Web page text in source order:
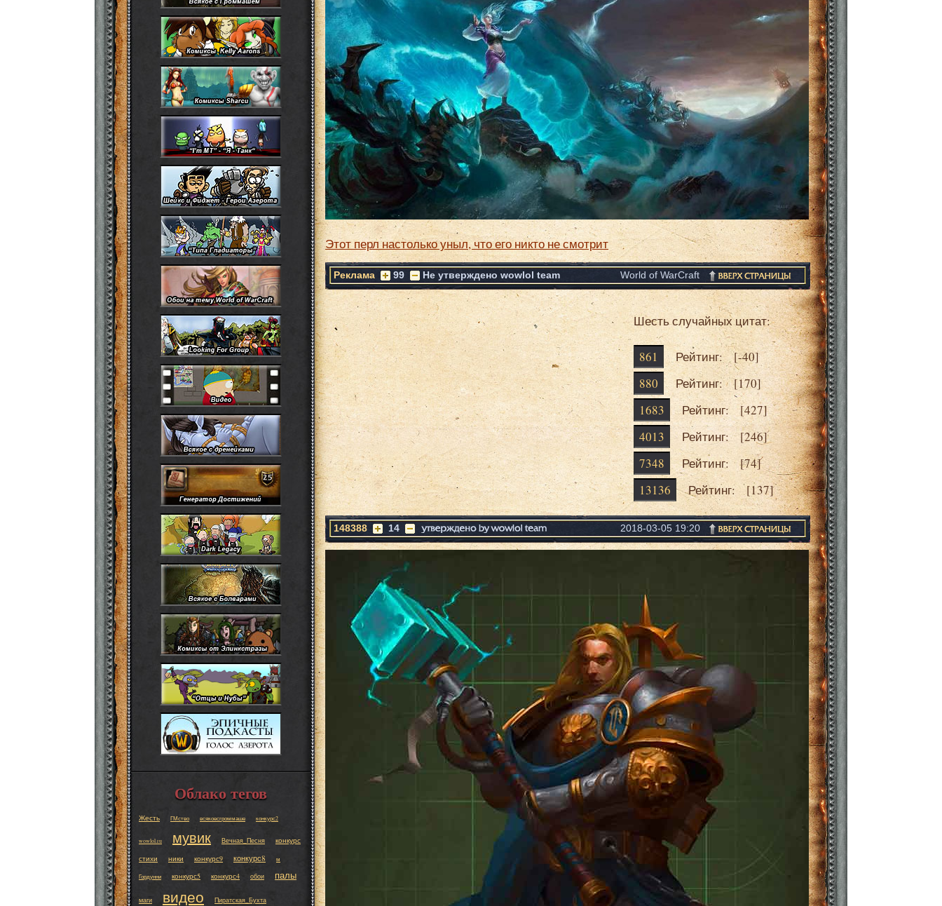
Облако тегов
Жесть ГМство всякоесгроммаше конкурс2
wowlol.ru мувик Вечная_Песня
конкурс
стихи
ники конкурс9 конкурс8 м
Гордунни конкурс5 конкурс4 обои палы
маги видео Пиратская_Бухта
Этот перл настолько уныл, что его никто не смотрит
Реклама 99 Не утверждено wowlol team World of WarCraft
Шесть случайных цитат:
861 Рейтинг: [-40]
880
Рейтинг: [170]
1683
Рейтинг: [427]
4013
Рейтинг: [246]
7348
Рейтинг: [74]
13136
Рейтинг: [137]
148388 14 2018-03-05 19:20